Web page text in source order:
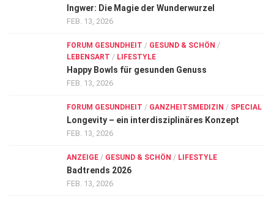
Ingwer: Die Magie der Wunderwurzel
FEB. 13, 2026
FORUM GESUNDHEIT / GESUND & SCHÖN /
LEBENSART / LIFESTYLE
Happy Bowls für gesunden Genuss
FEB. 13, 2026
FORUM GESUNDHEIT / GANZHEITSMEDIZIN / SPECIAL
Longevity – ein interdisziplinäres Konzept
FEB. 13, 2026
ANZEIGE / GESUND & SCHÖN / LIFESTYLE
Badtrends 2026
FEB. 13, 2026